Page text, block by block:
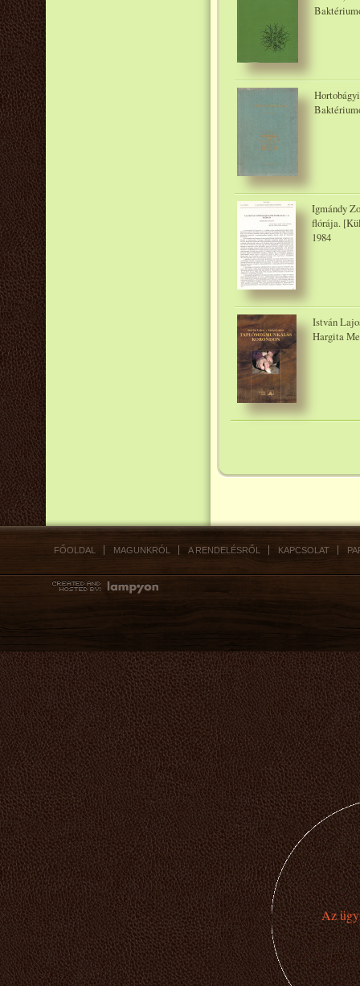
Igmándy
flórája.
1984
István
Hargita
FŐOLDAL MAGUNKRÓL A RENDELÉSRŐL KAPCSOLAT
Az